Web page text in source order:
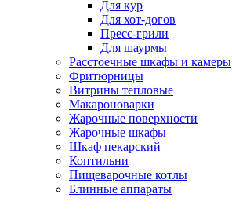
Для кур
Для хот-догов
Пресс-грили
Для шаурмы
Расстоечные шкафы и камеры
Фритюрницы
Витрины тепловые
Макароноварки
Жарочные поверхности
Жарочные шкафы
Шкаф пекарский
Коптильни
Пищеварочные котлы
Блинные аппараты